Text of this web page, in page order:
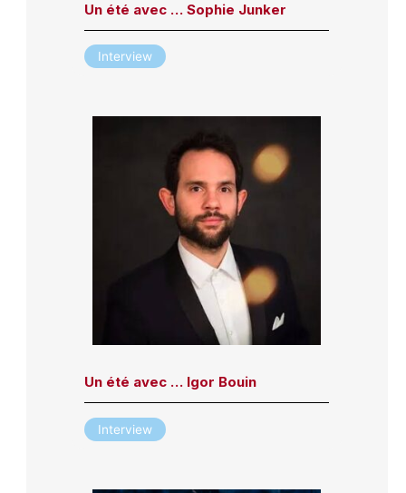
Un été avec … Sophie Junker
Interview
Un été avec … Igor Bouin
Interview